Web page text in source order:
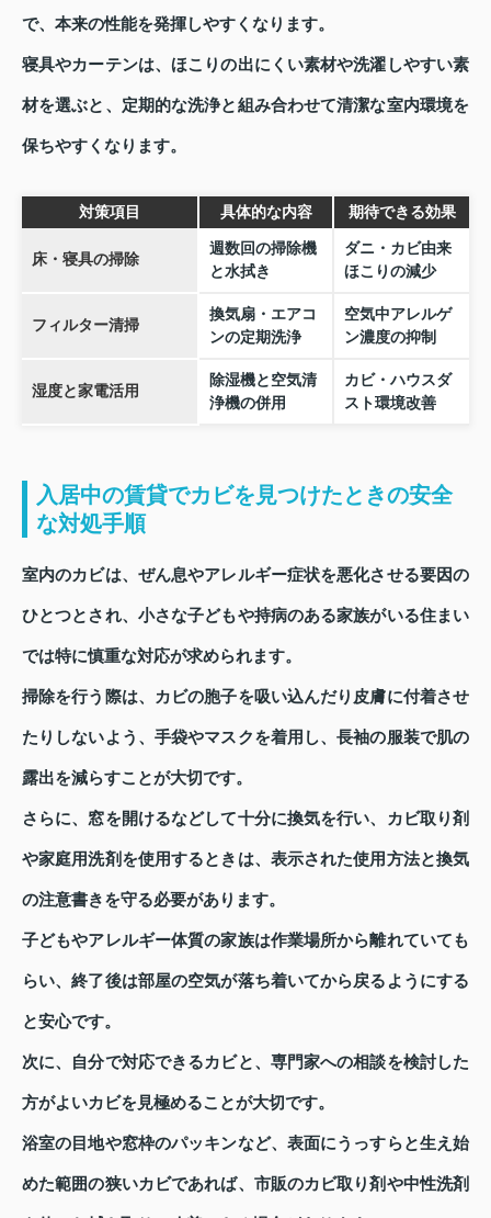
で、本来の性能を発揮しやすくなります。
寝具やカーテンは、ほこりの出にくい素材や洗濯しやすい素
材を選ぶと、定期的な洗浄と組み合わせて清潔な室内環境を
保ちやすくなります。
対策項目 具体的な内容 期待できる効果
床・寝具の掃除
週数回の掃除機
と水拭き
ダニ・カビ由来
ほこりの減少
フィルター清掃
換気扇・エアコ
ンの定期洗浄
空気中アレルゲ
ン濃度の抑制
湿度と家電活用
除湿機と空気清
浄機の併用
カビ・ハウスダ
スト環境改善
入居中の賃貸でカビを見つけたときの安全
な対処手順
室内のカビは、ぜん息やアレルギー症状を悪化させる要因の
ひとつとされ、小さな子どもや持病のある家族がいる住まい
では特に慎重な対応が求められます。
掃除を行う際は、カビの胞子を吸い込んだり皮膚に付着させ
たりしないよう、手袋やマスクを着用し、長袖の服装で肌の
露出を減らすことが大切です。
さらに、窓を開けるなどして十分に換気を行い、カビ取り剤
や家庭用洗剤を使用するときは、表示された使用方法と換気
の注意書きを守る必要があります。
子どもやアレルギー体質の家族は作業場所から離れていても
らい、終了後は部屋の空気が落ち着いてから戻るようにする
と安心です。
次に、自分で対応できるカビと、専門家への相談を検討した
方がよいカビを見極めることが大切です。
浴室の目地や窓枠のパッキンなど、表面にうっすらと生え始
めた範囲の狭いカビであれば、市販のカビ取り剤や中性洗剤